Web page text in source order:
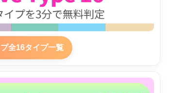
全16タイプ一覧